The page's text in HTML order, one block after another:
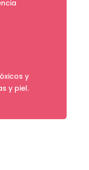
y
y piel.